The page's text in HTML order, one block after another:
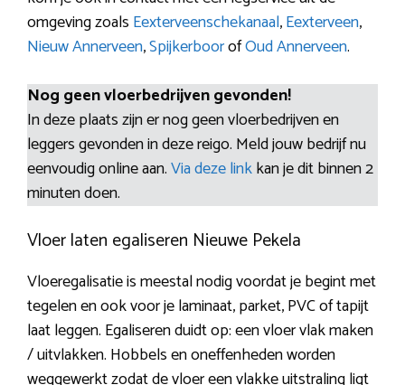
omgeving zoals Eexterveenschekanaal,Eexterveen,
Nieuw Annerveen,SpijkerboorofOud Annerveen.
Nog geen vloerbedrijven gevonden!
In deze plaats zijn er nog geen vloerbedrijven en
leggers gevonden in deze reigo. Meld jouw bedrijf nu
eenvoudig online aan.Via deze linkkan je dit binnen 2
minuten doen.
Vloer laten egaliseren Nieuwe Pekela
Vloeregalisatie is meestal nodig voordat je begint met
tegelen en ook voor je laminaat, parket, PVC of tapijt
laat leggen. Egaliseren duidt op: een vloer vlak maken
/ uitvlakken. Hobbels en oneffenheden worden